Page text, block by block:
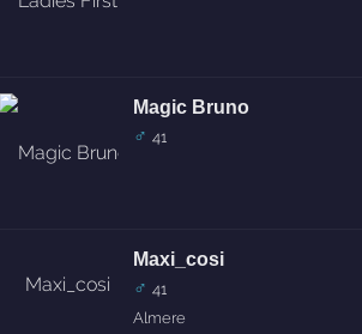
Magic Bruno
♂ 41
Maxi_cosi
♂ 41
Almere